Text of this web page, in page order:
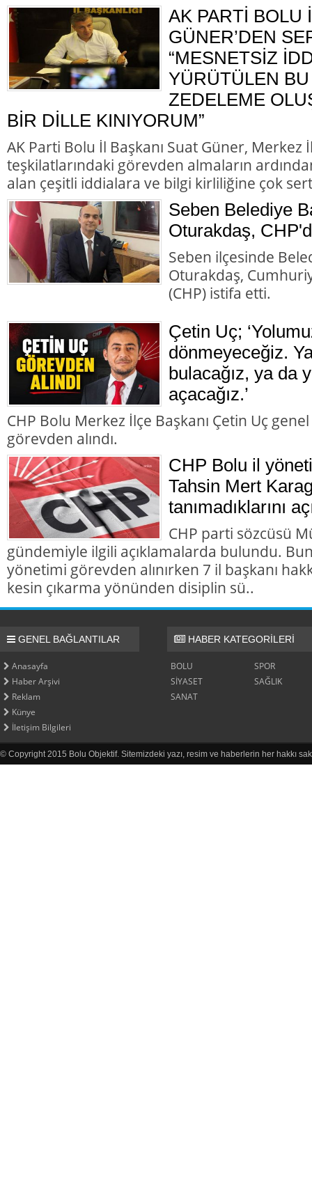
AK PARTİ BOLU
GÜNER’DEN
“MESNETSİZ
YÜRÜTÜLEN
ZEDELEME
BİR DİLLE KINIYORUM”
AK Parti Bolu İl Başkanı Suat Güner,
teşkilatlarındaki görevden almaların
alan çeşitli iddialara ve bilgi kirliliğine çok
Seben Belediye
Oturakdaş,
Seben ilçesinde
Oturakdaş,
(CHP) istifa etti.
Çetin Uç;
dönmeyeceğiz.
bulacağız, ya da
açacağız.’
CHP Bolu Merkez İlçe Başkanı Çetin Uç
görevden alındı.
CHP Bolu il
Tahsin Mert
tanımadıklarını
CHP parti sözcüsü
gündemiyle ilgili açıklamalarda bulundu.
yönetimi görevden alınırken 7 il başkanı
kesin çıkarma yönünden disiplin sü..
GENEL BAĞLANTILAR
Anasayfa
Haber Arşivi
Reklam
Künye
İletişim Bilgileri
HABER KATEGORİLERİ
BOLU
SPOR
SİYASET
SAĞLIK
SANAT
© Copyright 2015 Bolu Objektif. Sitemizdeki yazı, resim ve haberlerin her hakkı